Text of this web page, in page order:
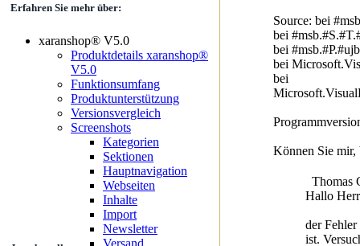
Erfahren Sie mehr über:
xaranshop® V5.0
Produktdetails xaranshop®
V5.0
Funktionsumfang
Produktunterstützung
Versionsvergleich
Screenshots
Kategorien
Sektionen
Hauptnavigation
Webseiten
Inhalte
Import
Newsletter
Versand
Source:
bei
bei
bei
bei
Können Sie mir,
Thomas
Hallo
der
ist.